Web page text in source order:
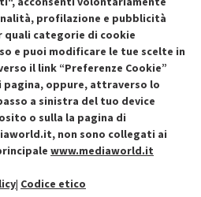
Recedere dal contratto qui
profilazione e pubblicità
quali categorie di cookie
e puoi modificare le tue scelte in
il link “Preferenze Cookie”
pagina, oppure, attraverso lo
a sinistra del tuo device
o sulla la pagina di
non sono collegati ai
www.mediaworld.it
| Codice etico